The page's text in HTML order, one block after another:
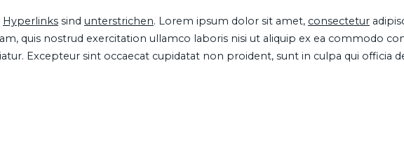
Hyperlinks sind unterstrichen. Lorem ipsum dolor sit amet, consectetur
quis nostrud exercitation ullamco laboris nisi ut aliquip ex ea commodo
Excepteur sint occaecat cupidatat non proident, sunt in culpa qui officia